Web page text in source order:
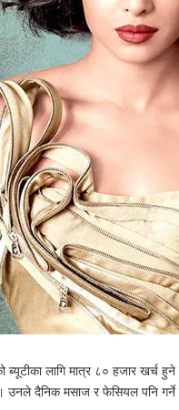
ब्यूटीका लागि मात्र ८० हजार खर्च
उनले दैनिक मसाज र फेसियल पनि गर्ने